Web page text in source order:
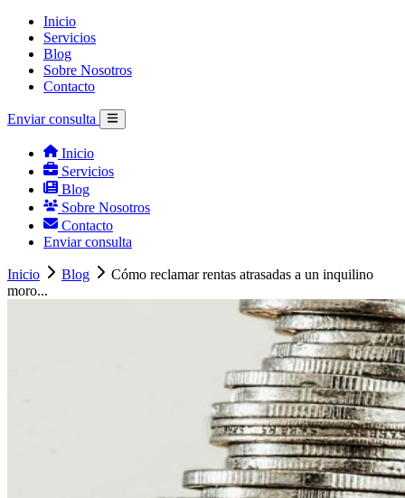
Inicio
Servicios
Blog
Sobre Nosotros
Contacto
Enviar consulta
Inicio
Servicios
Blog
Sobre Nosotros
Contacto
Enviar consulta
Inicio Blog
Cómo reclamar rentas atrasadas a un inquilino
moro...